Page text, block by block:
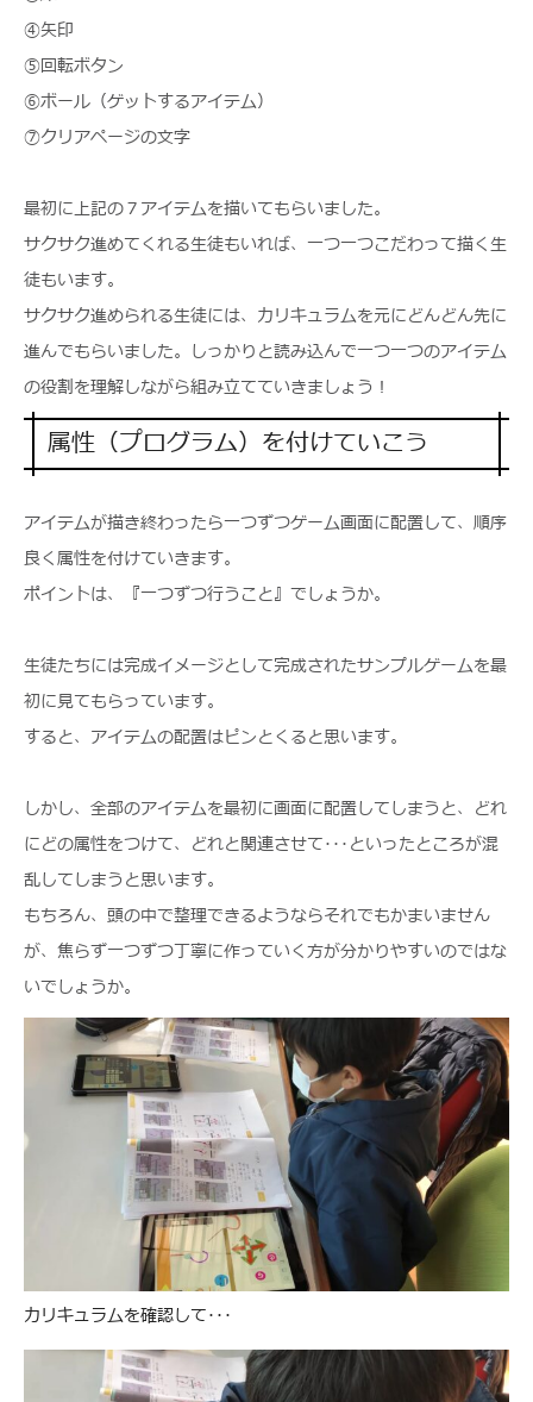
④矢印
⑤回転ボタン
⑥ボール（ゲットするアイテム）
⑦クリアページの文字
最初に上記の７アイテムを描いてもらいました。
サクサク進めてくれる生徒もいれば、一つ一つこだわって描く生
徒もいます。
サクサク進められる生徒には、カリキュラムを元にどんどん先に
進んでもらいました。しっかりと読み込んで一つ一つのアイテム
の役割を理解しながら組み立てていきましょう！
属性（プログラム）を付けていこう
アイテムが描き終わったら一つずつゲーム画面に配置して、順序
良く属性を付けていきます。
ポイントは、『一つずつ行うこと』でしょうか。
生徒たちには完成イメージとして完成されたサンプルゲームを最
初に見てもらっています。
すると、アイテムの配置はピンとくると思います。
しかし、全部のアイテムを最初に画面に配置してしまうと、どれ
にどの属性をつけて、どれと関連させて･･･といったところが混
乱してしまうと思います。
もちろん、頭の中で整理できるようならそれでもかまいません
が、焦らず一つずつ丁寧に作っていく方が分かりやすいのではな
いでしょうか。
カリキュラムを確認して･･･